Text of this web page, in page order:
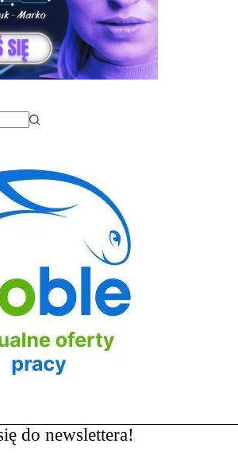
do newslettera!